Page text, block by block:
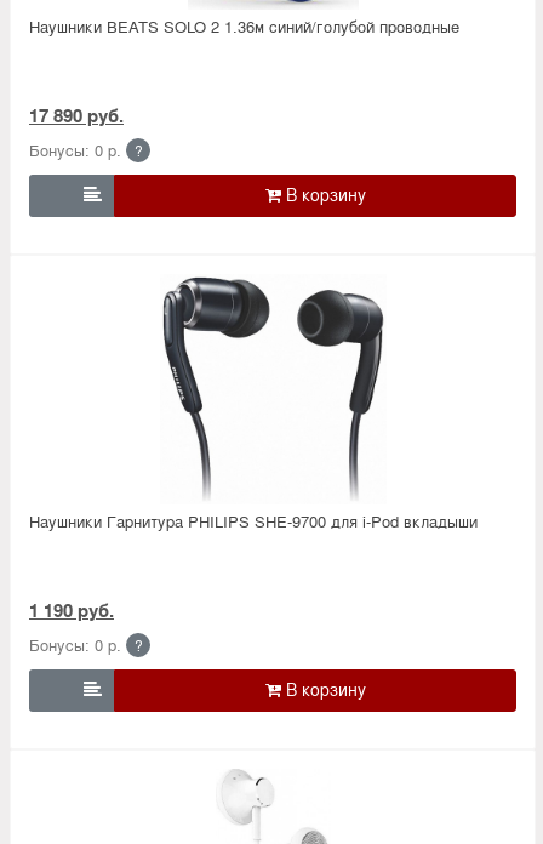
Наушники BEATS SOLO 2 1.36м синий/голубой проводные
17 890 руб.
Бонусы: 0 р. ?

Наушники Гарнитура PHILIPS SHE-9700 для i-Pod вкладыши
1 190 руб.
Бонусы: 0 р. ?
